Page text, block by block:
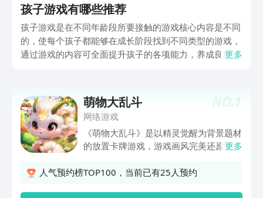
孩子游戏有哪些推荐
孩子游戏是在不同年龄段所要接触的游戏核心内容是不同
的，使每个孩子都能够在成长阶段找到不同类型的游戏，
通过游戏的内容可全面提升孩子的各项能力，养成良好的
足不出户就可学习到更多的内容。想要体验此类游戏的可
在九游中下载，九游是手游福利性价比最好的平台，隶属
于阿里巴巴灵犀互娱旗下，开通省钱卡之后每月系统自动
发放60元，全年共720元无门槛代金券。
更多
NO.1
萌物大乱斗
网络游戏
《萌物大乱斗》是以精灵觉醒为背景题材
的放置卡牌游戏，游戏画风完美还原经典
烈，能给每个玩家带来愉悦的视觉享受。
更多
人气预约榜TOP100，当前已有25人预约